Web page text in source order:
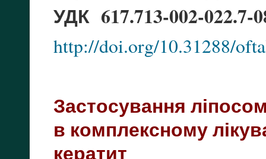
УДК 617.713-002-022.7-
http://doi.org/10.31288/
Застосування
в комплексному
кератит